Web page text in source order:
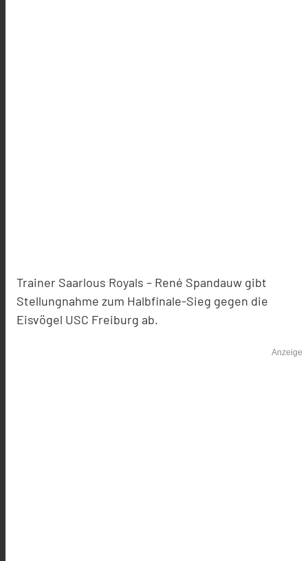
Trainer Saarlous Royals – René Spandauw gibt
Stellungnahme zum Halbfinale-Sieg gegen die
Eisvögel USC Freiburg ab.
Anzeige